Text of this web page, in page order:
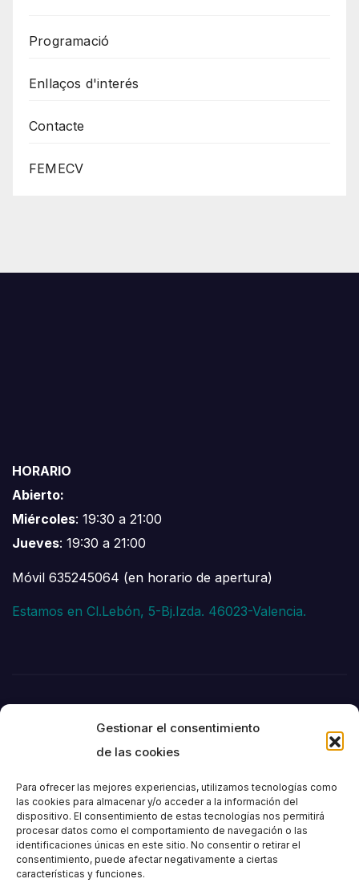
Gestionar el consentimiento
de las cookies
Para ofrecer las mejores experiencias, utilizamos tecnologías como
las cookies para almacenar y/o acceder a la información del
dispositivo. El consentimiento de estas tecnologías nos permitirá
procesar datos como el comportamiento de navegación o las
identificaciones únicas en este sitio. No consentir o retirar el
consentimiento, puede afectar negativamente a ciertas
características y funciones.
Programació
Enllaços d'interés
Contacte
FEMECV
HORARIO
Abierto:
Miércoles: 19:30 a 21:00
Jueves: 19:30 a 21:00
Móvil 635245064 (en horario de apertura)
Estamos en Cl.Lebón, 5-Bj.Izda. 46023-Valencia.
Societat
Excursionista de